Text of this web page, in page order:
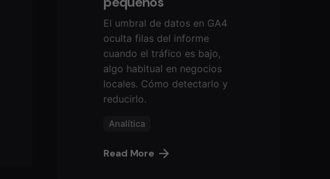
El umbral de datos en GA4
oculta filas del informe
cuando el tráfico es bajo,
algo habitual en negocios
locales. Cómo detectarlo y
reducirlo.
Analítica
Read More